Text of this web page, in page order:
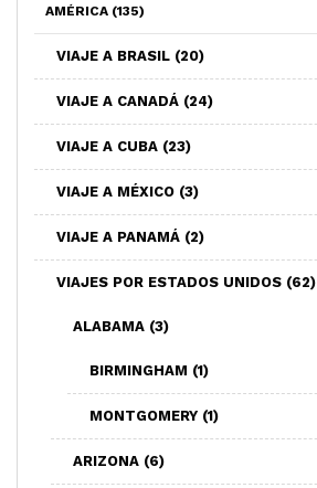
AMÉRICA (135)
VIAJE A BRASIL (20)
VIAJE A CANADÁ (24)
VIAJE A CUBA (23)
VIAJE A MÉXICO (3)
VIAJE A PANAMÁ (2)
VIAJES POR ESTADOS UNIDOS (62)
ALABAMA (3)
BIRMINGHAM (1)
MONTGOMERY (1)
ARIZONA (6)